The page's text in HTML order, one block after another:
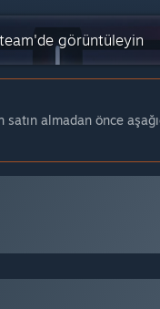
görüntüleyin
almadan önce